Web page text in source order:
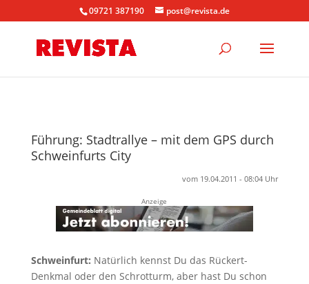
09721 387190 post@revista.de
Führung: Stadtrallye – mit dem GPS durch
Schweinfurts City
vom 19.04.2011 - 08:04 Uhr
Anzeige
Schweinfurt: Natürlich kennst Du das Rückert-
Denkmal oder den Schrotturm, aber hast Du schon